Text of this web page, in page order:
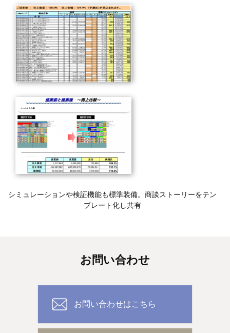
シミュレーションや検証機能も標準装備。商談ストーリーをテン
プレート化し共有
お問い合わせ
お問い合わせはこちら